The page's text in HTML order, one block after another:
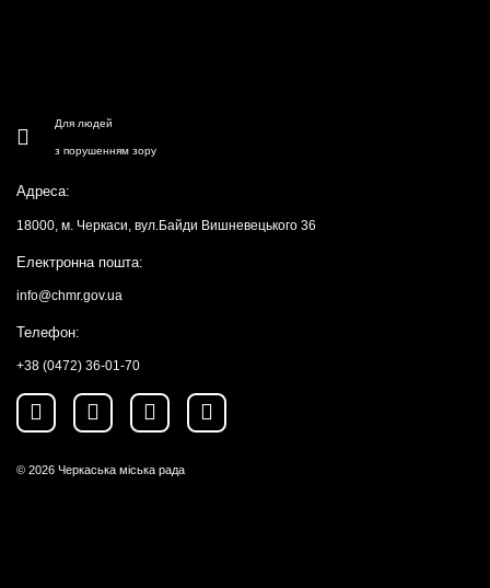
Для людей
з порушенням зору
Адреса:
18000, м. Черкаси, вул.Байди Вишневецького 36
Електронна пошта:
info@chmr.gov.ua
Телефон:
+38 (0472) 36-01-70
© 2026 Черкаська міська рада